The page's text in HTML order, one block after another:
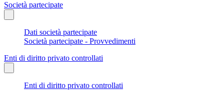
Società partecipate
Dati società partecipate
Società partecipate - Provvedimenti
Enti di diritto privato controllati
Enti di diritto privato controllati